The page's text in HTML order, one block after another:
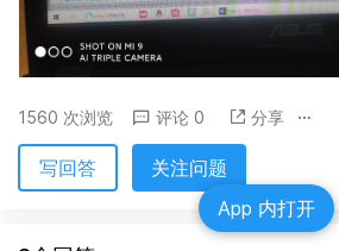
1560 次浏览 评论 0 分享
写回答 关注问题
App 内打开